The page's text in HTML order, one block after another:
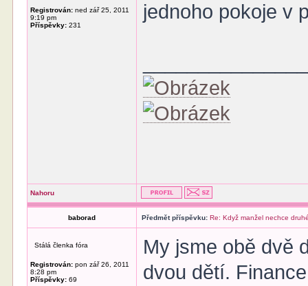
Registrován: ned zář 25, 2011
9:19 pm
Příspěvky: 231
jednoho pokoje v
Nahoru
baborad Předmět příspěvku: Re: Když manžel nechce
Stálá členka fóra
Registrován: pon zář 26, 2011
8:28 pm
Příspěvky: 69
My jsme obě dvě
dvou dětí.